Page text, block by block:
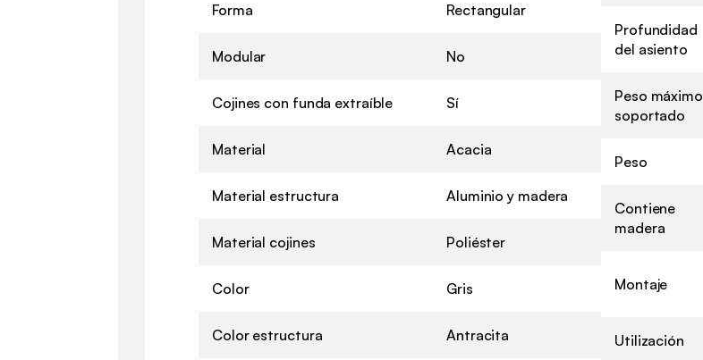
Forma Rectangular
Modular No
Cojines con funda extraíble Sí
Material Acacia
Material estructura Aluminio y madera
Material cojines Poliéster
Color Gris
Color estructura Antracita
Profundidad
del asiento
Peso máximo
soportado
Peso
Contiene
madera
Montaje
Utilización